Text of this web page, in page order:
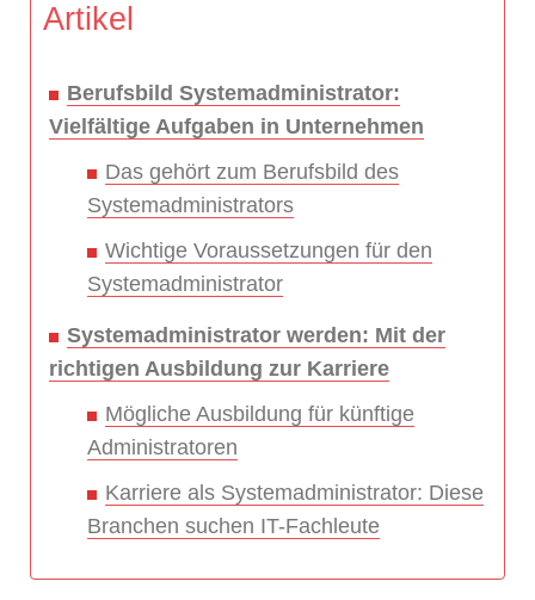
Artikel
Berufsbild Systemadministrator:
Vielfältige Aufgaben in Unternehmen
Das gehört zum Berufsbild des
Systemadministrators
Wichtige Voraussetzungen für den
Systemadministrator
Systemadministrator werden: Mit der
richtigen Ausbildung zur Karriere
Mögliche Ausbildung für künftige
Administratoren
Karriere als Systemadministrator: Diese
Branchen suchen IT-Fachleute